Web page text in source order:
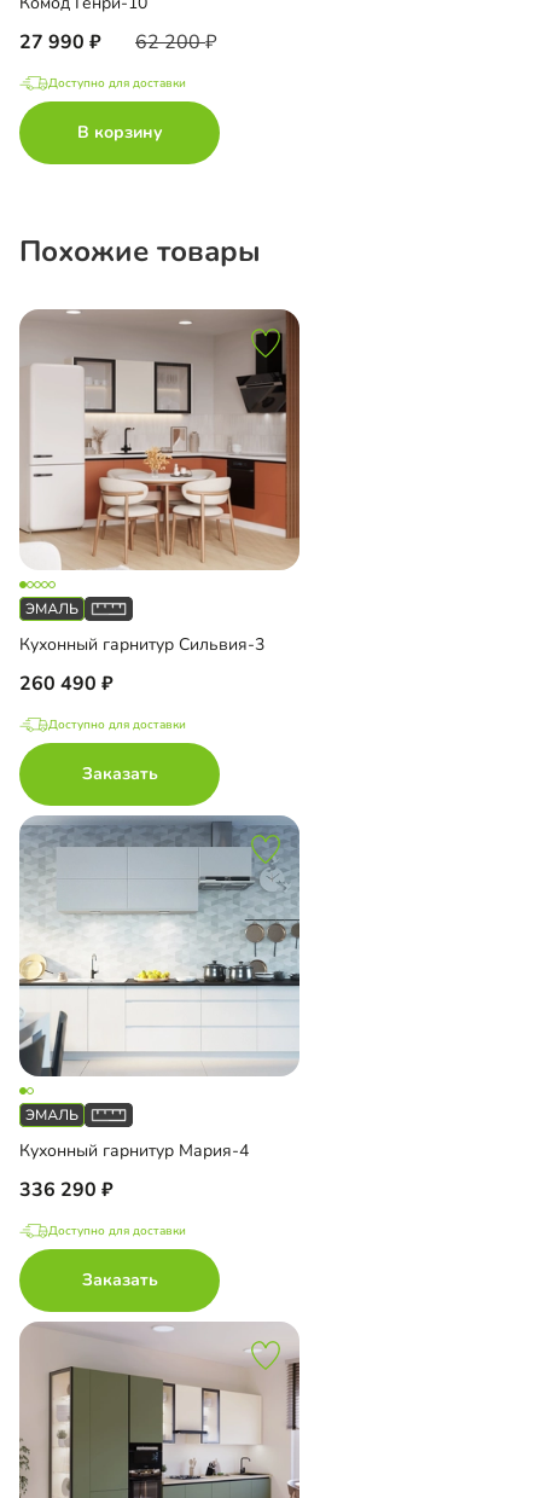
27 990 62 200
Доступно для доставки
В корзину
Похожие товары
Кухонный гарнитур Сильвия-3
260 490
Доступно для доставки
Заказать
Кухонный гарнитур Мария-4
336 290
Доступно для доставки
Заказать